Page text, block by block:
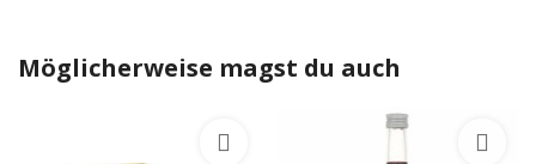
Möglicherweise magst du auch